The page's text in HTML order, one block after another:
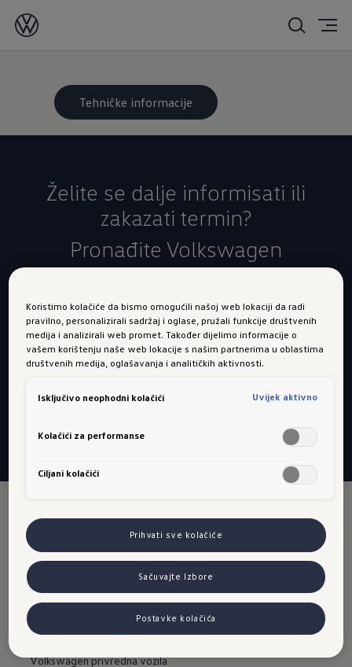
Tehničke informacije
Želite se dalje informisati ili
zakazati termin?
Pronađite Volkswagen
partnera
Iskoristite našu praktičnu tražilicu ovlaštenih
partnera, kako biste jednostavno pronašli sebi
najbližeg te telefonski ili online rezervirali svoj
VOLKSWAGEN
Novosti
Volkswagen privredna vozila
Koristimo kolačiće da bismo omogućili našoj web lokaciji da radi
pravilno, personalizirali sadržaj i oglase, pružali funkcije društvenih
medija i analizirali web promet. Također dijelimo informacije o
vašem korištenju naše web lokacije s našim partnerima u oblastima
društvenih medija, oglašavanja i analitičkih aktivnosti.
Isključivo neophodni kolačići Uvijek aktivno
Kolačići za performanse
Ciljani kolačići
Prihvati sve kolačiće
Sačuvajte Izbore
Postavke kolačića